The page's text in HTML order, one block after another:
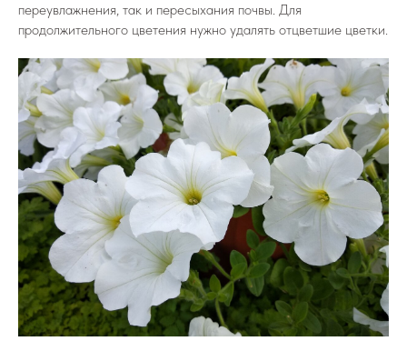
переувлажнения, так и пересыхания почвы. Для
продолжительного цветения нужно удалять отцветшие цветки.